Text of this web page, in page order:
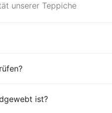
unserer Teppiche
ist?